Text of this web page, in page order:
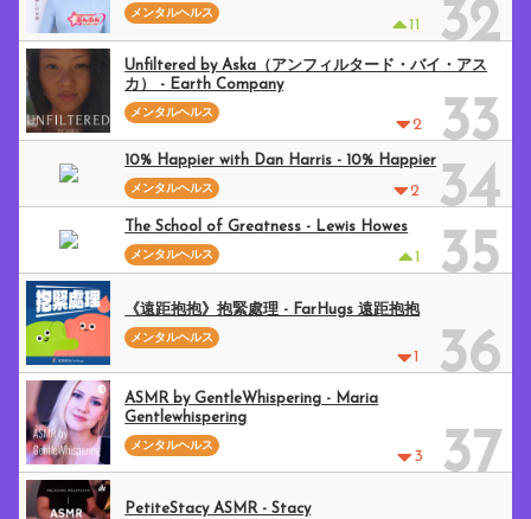
11 32
メンタルヘルス
2 33
Unfiltered by Aska（アンフィルタード・バイ・アス
カ） - Earth Company
メンタルヘルス
2 34
10% Happier with Dan Harris - 10% Happier
メンタルヘルス
1 35
The School of Greatness - Lewis Howes
メンタルヘルス
1 36
《遠距抱抱》抱緊處理 - FarHugs 遠距抱抱
メンタルヘルス
3 37
ASMR by GentleWhispering - Maria
Gentlewhispering
メンタルヘルス
PetiteStacy ASMR - Stacy